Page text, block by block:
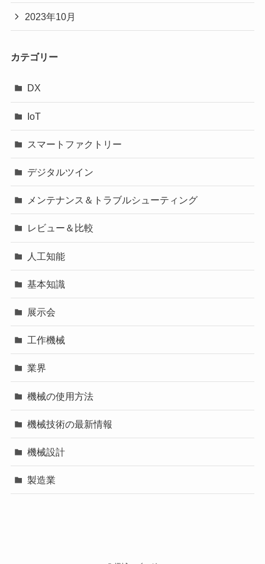
2023年10月
カテゴリー
DX
IoT
スマートファクトリー
デジタルツイン
メンテナンス＆トラブルシューティング
レビュー＆比較
人工知能
基本知識
展示会
工作機械
業界
機械の使用方法
機械技術の最新情報
機械設計
製造業